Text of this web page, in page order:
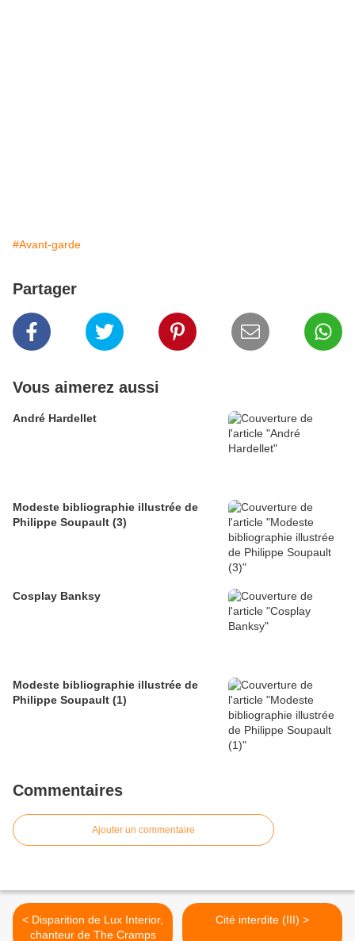
#Avant-garde
Partager
Vous aimerez aussi
André Hardellet
Modeste bibliographie illustrée de
Philippe Soupault (3)
Cosplay Banksy
Modeste bibliographie illustrée de
Philippe Soupault (1)
Commentaires
Ajouter un commentaire
< Disparition de Lux Interior,
chanteur de The Cramps
Cité interdite (III) >